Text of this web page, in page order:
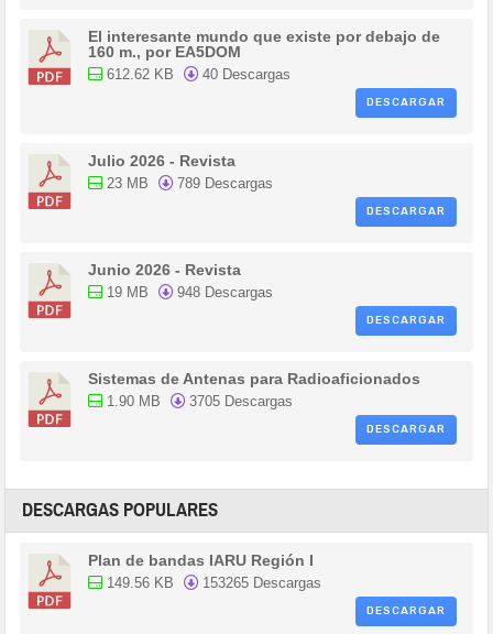
El interesante mundo que existe por debajo de
160 m., por EA5DOM
612.62 KB
40 Descargas
DESCARGAR
Julio 2026 - Revista
23 MB
789 Descargas
DESCARGAR
Junio 2026 - Revista
19 MB
948 Descargas
DESCARGAR
Sistemas de Antenas para Radioaficionados
1.90 MB
3705 Descargas
DESCARGAR
DESCARGAS POPULARES
Plan de bandas IARU Región I
149.56 KB
153265 Descargas
DESCARGAR